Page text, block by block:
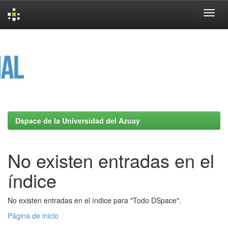
Dspace de la Universidad del Azuay
No existen entradas en el
índice
No existen entradas en el índice para "Todo DSpace".
Página de inicio